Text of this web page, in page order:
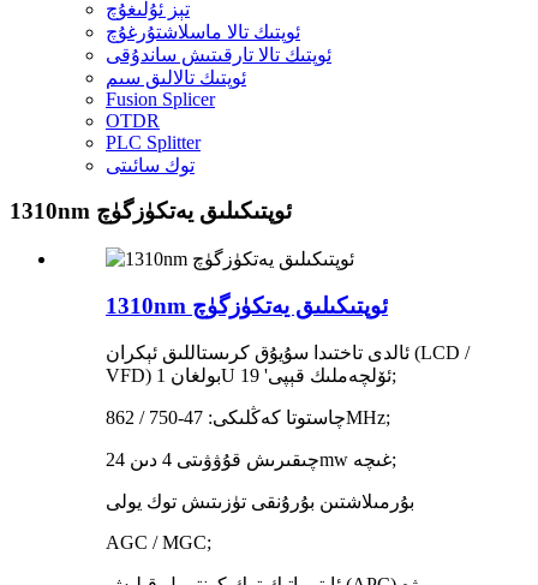
تېز ئۇلىغۇچ
ئوپتىك تالا ماسلاشتۇرغۇچ
ئوپتىك تالا تارقىتىش ساندۇقى
ئوپتىك تالالىق سىم
Fusion Splicer
OTDR
PLC Splitter
توك سائىتى
1310nm ئوپتىكىلىق يەتكۈزگۈچ
1310nm ئوپتىكىلىق يەتكۈزگۈچ
ئالدى تاختىدا سۇيۇق كرىستاللىق ئېكران (LCD /
VFD) بولغان 1U 19 'ئۆلچەملىك قېپى;
چاستوتا كەڭلىكى: 47-750 / 862MHz;
چىقىرىش قۇۋۋىتى 4 دىن 24mw غىچە;
بۇرمىلاشتىن بۇرۇنقى تۈزىتىش توك يولى
AGC / MGC;